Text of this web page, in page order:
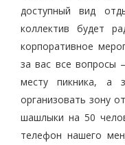
доступный вид
коллектив будет
корпоративное
за вас все вопросы
месту пикника, а
организовать зону
шашлыки на 50
телефон нашего